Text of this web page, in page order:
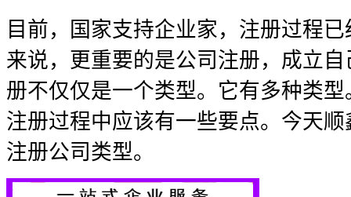
目前，国家支持企业家，注册过程
来说，更重要的是公司注册，成立
册不仅仅是一个类型。它有多种类
注册过程中应该有一些要点。今天
注册公司类型。